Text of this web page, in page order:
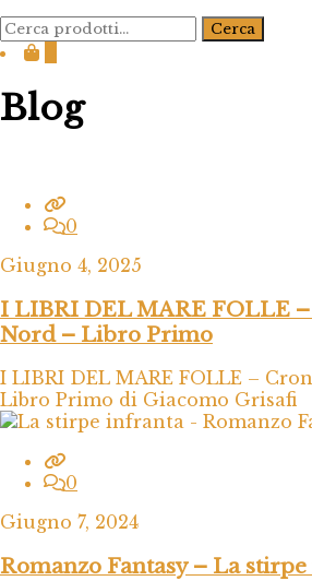
Cerca:
Cerca
Blog
0
Giugno 4, 2025
I LIBRI DEL MARE FOLLE
Nord – Libro Primo
I LIBRI DEL MARE FOLLE –
Libro Primo di Giacomo Grisafi
0
Giugno 7, 2024
Romanzo Fantasy – La